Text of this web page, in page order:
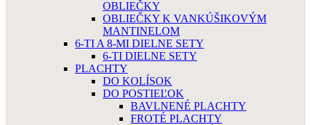
OBLIEČKY
OBLIEČKY K VANKÚŠIKOVÝM
MANTINELOM
6-TI A 8-MI DIELNE SETY
6-TI DIELNE SETY
PLACHTY
DO KOLÍSOK
DO POSTIEĽOK
BAVLNENÉ PLACHTY
FROTÉ PLACHTY